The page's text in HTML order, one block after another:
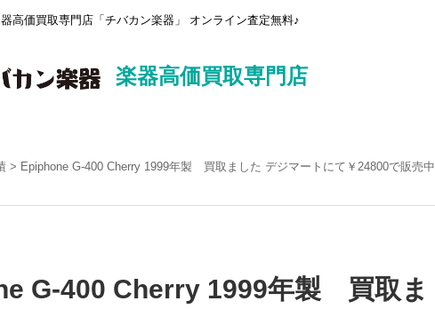
高価買取専門店「チバカン楽器」 オンライン査定無料♪
楽器高価買取専門店
Epiphone G-400 Cherry 1999年製 買取ました デジマートにて￥24800で販売中
G-400 Cherry 1999年製 買取ま